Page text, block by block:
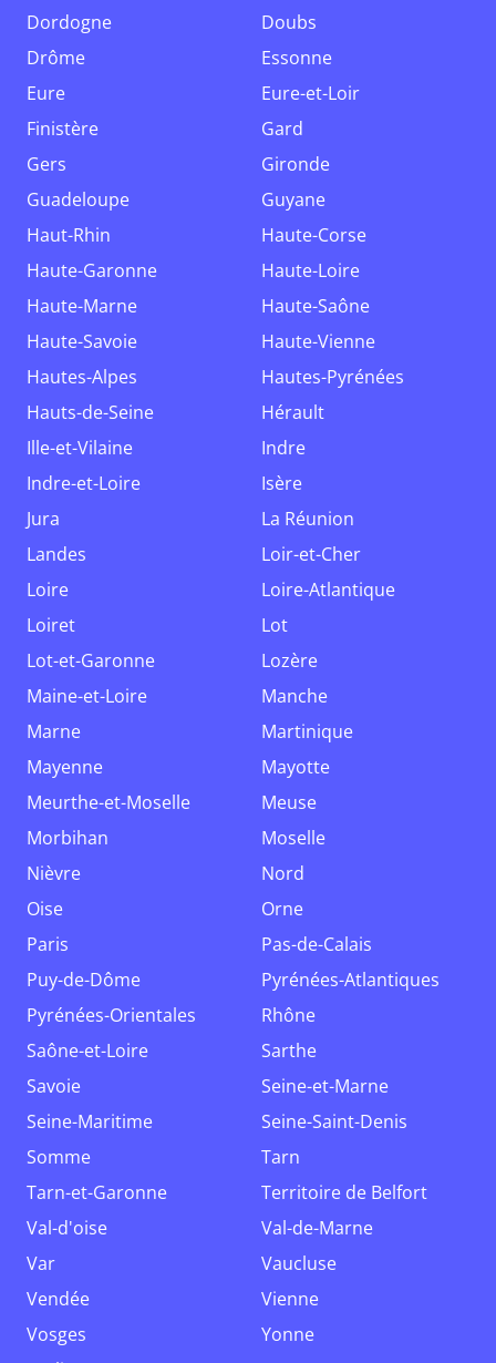
Dordogne
Doubs
Drôme
Essonne
Eure
Eure-et-Loir
Finistère
Gard
Gers
Gironde
Guadeloupe
Guyane
Haut-Rhin
Haute-Corse
Haute-Garonne
Haute-Loire
Haute-Marne
Haute-Saône
Haute-Savoie
Haute-Vienne
Hautes-Alpes
Hautes-Pyrénées
Hauts-de-Seine
Hérault
Ille-et-Vilaine
Indre
Indre-et-Loire
Isère
Jura
La Réunion
Landes
Loir-et-Cher
Loire
Loire-Atlantique
Loiret
Lot
Lot-et-Garonne
Lozère
Maine-et-Loire
Manche
Marne
Martinique
Mayenne
Mayotte
Meurthe-et-Moselle
Meuse
Morbihan
Moselle
Nièvre
Nord
Oise
Orne
Paris
Pas-de-Calais
Puy-de-Dôme
Pyrénées-Atlantiques
Pyrénées-Orientales
Rhône
Saône-et-Loire
Sarthe
Savoie
Seine-et-Marne
Seine-Maritime
Seine-Saint-Denis
Somme
Tarn
Tarn-et-Garonne
Territoire de Belfort
Val-d'oise
Val-de-Marne
Var
Vaucluse
Vendée
Vienne
Vosges
Yonne